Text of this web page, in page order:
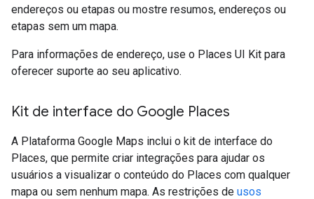
endereços ou etapas ou mostre resumos, endereços ou
etapas sem um mapa.
Para informações de endereço, use o Places UI Kit para
oferecer suporte ao seu aplicativo.
Kit de interface do Google Places
A Plataforma Google Maps inclui o kit de interface do
Places, que permite criar integrações para ajudar os
usuários a visualizar o conteúdo do Places com qualquer
mapa ou sem nenhum mapa. As restrições de usos